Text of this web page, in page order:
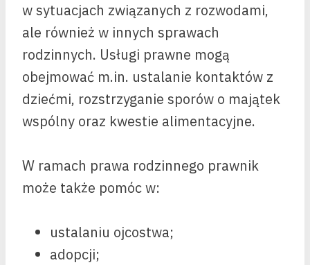
w sytuacjach związanych z rozwodami,
ale również w innych sprawach
rodzinnych. Usługi prawne mogą
obejmować m.in. ustalanie kontaktów z
dziećmi, rozstrzyganie sporów o majątek
wspólny oraz kwestie alimentacyjne.
W ramach prawa rodzinnego prawnik
może także pomóc w:
ustalaniu ojcostwa;
adopcji;